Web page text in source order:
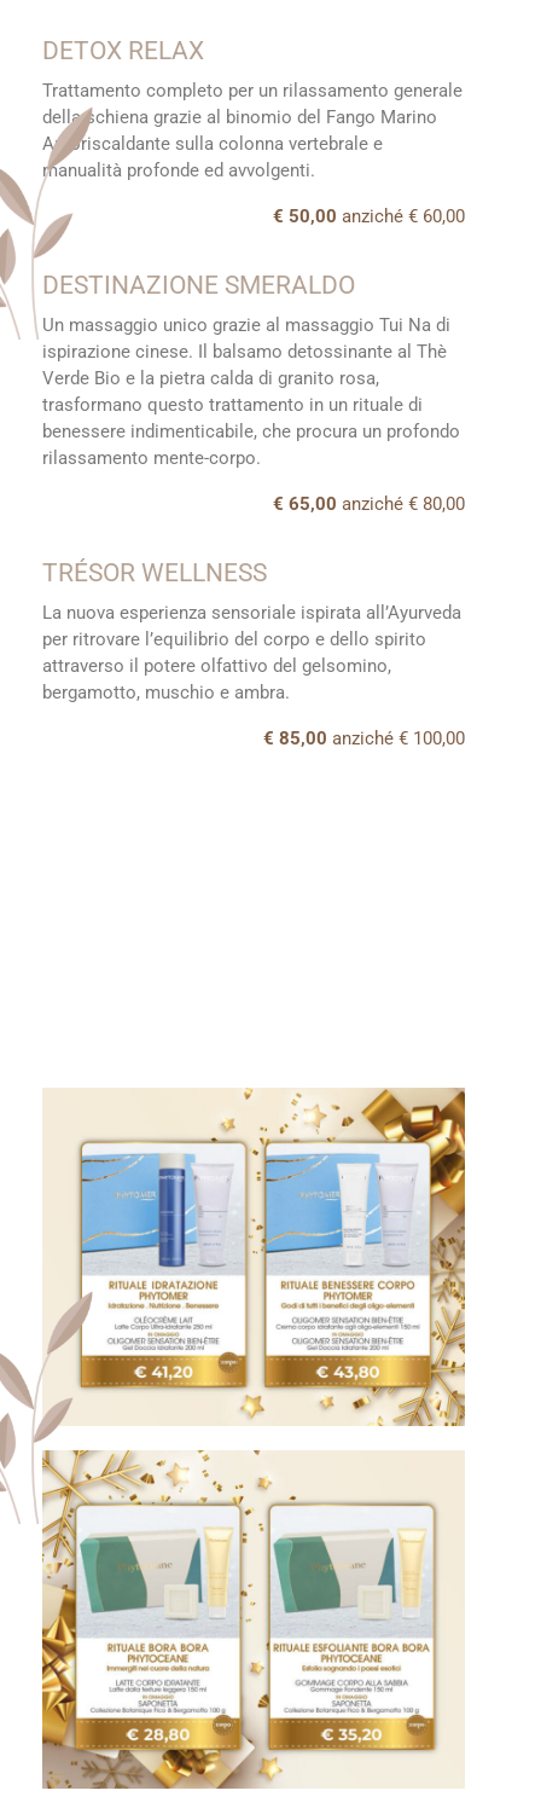
DETOX RELAX
Trattamento completo per un rilassamento generale
della schiena grazie al binomio del Fango Marino
Autoriscaldante sulla colonna vertebrale e
manualità profonde ed avvolgenti.
€ 50,00 anziché € 60,00
DESTINAZIONE SMERALDO
Un massaggio unico grazie al massaggio Tui Na di
ispirazione cinese. Il balsamo detossinante al Thè
Verde Bio e la pietra calda di granito rosa,
trasformano questo trattamento in un rituale di
benessere indimenticabile, che procura un profondo
rilassamento mente-corpo.
€ 65,00 anziché € 80,00
TRÉSOR WELLNESS
La nuova esperienza sensoriale ispirata all’Ayurveda
per ritrovare l’equilibrio del corpo e dello spirito
attraverso il potere olfattivo del gelsomino,
bergamotto, muschio e ambra.
€ 85,00 anziché € 100,00